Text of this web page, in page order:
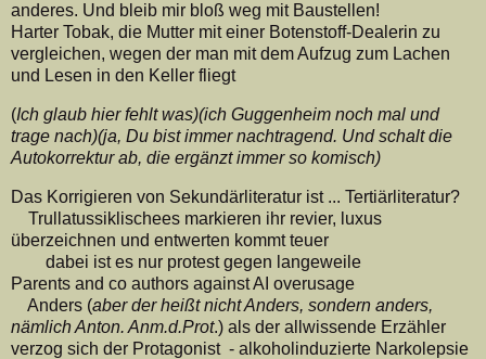
anderes. Und bleib mir bloß weg mit Baustellen!
Harter Tobak, die Mutter mit einer Botenstoff-Dealerin zu
vergleichen, wegen der man mit dem Aufzug zum Lachen
und Lesen in den Keller fliegt
(Ich glaub hier fehlt was)(ich Guggenheim noch mal und
trage nach)(ja, Du bist immer nachtragend. Und schalt die
Autokorrektur ab, die ergänzt immer so komisch)
Das Korrigieren von Sekundärliteratur ist ... Tertiärliteratur?
Trullatussiklischees markieren ihr revier, luxus
überzeichnen und entwerten kommt teuer
dabei ist es nur protest gegen langeweile
Parents and co authors against AI overusage
Anders (aber der heißt nicht Anders, sondern anders,
nämlich Anton. Anm.d.Prot.) als der allwissende Erzähler
verzog sich der Protagonist - alkoholinduzierte Narkolepsie